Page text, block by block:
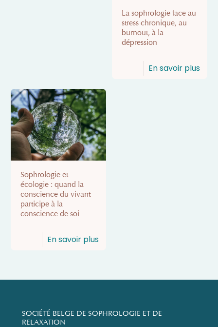
La sophrologie face au
stress chronique, au
burnout, à la
dépression
En savoir plus
Sophrologie et
écologie : quand la
conscience du vivant
participe à la
conscience de soi
En savoir plus
SOCIÉTÉ BELGE DE SOPHROLOGIE ET DE
RELAXATION